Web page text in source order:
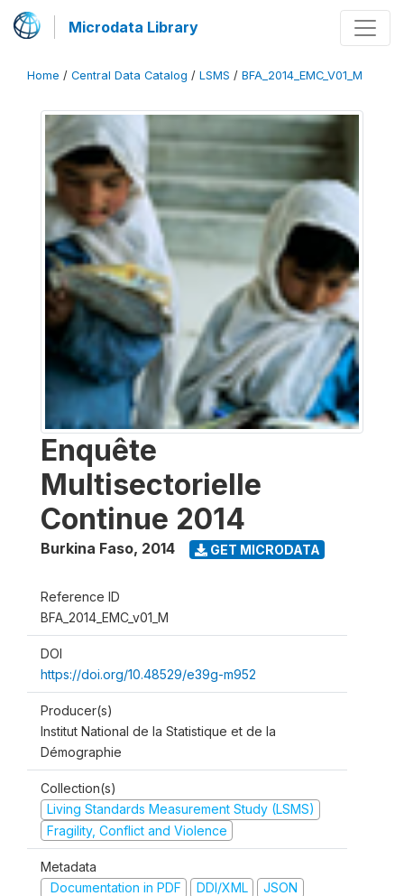
Microdata Library
Home / Central Data Catalog / LSMS / BFA_2014_EMC_V01_M
Enquête
Multisectorielle
Continue 2014
Burkina Faso, 2014 GET MICRODATA
Reference ID
BFA_2014_EMC_v01_M
DOI
https://doi.org/10.48529/e39g-m952
Producer(s)
Institut National de la Statistique et de la
Démographie
Collection(s)
Living Standards Measurement Study (LSMS)
Fragility, Conflict and Violence
Metadata
Documentation in PDF
DDI/XML JSON